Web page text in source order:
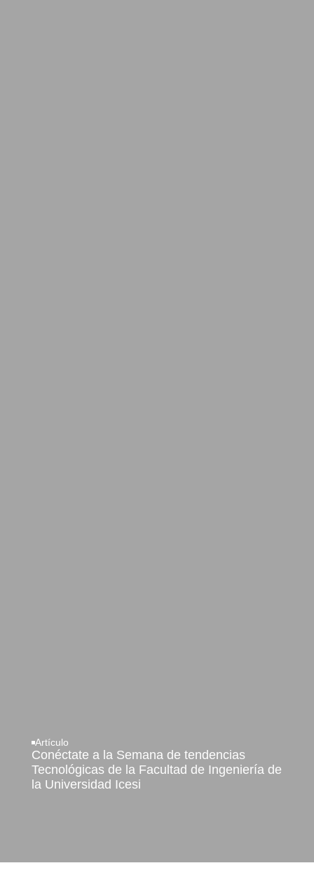
Artículo
Conéctate a la Semana de tendencias
Tecnológicas de la Facultad de Ingeniería de
la Universidad Icesi